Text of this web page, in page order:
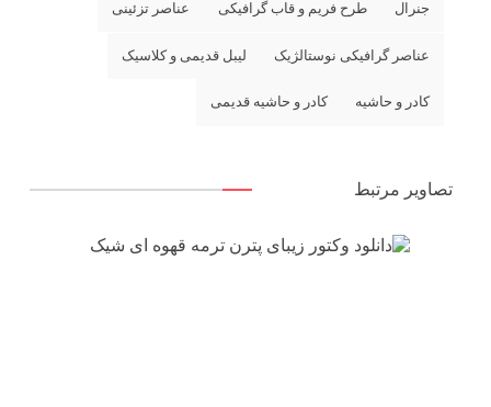
جنرال طرح فریم و قاب گرافیکی عناصر تزئینی
عناصر گرافیکی نوستالژیک لیبل قدیمی و کلاسیک
کادر و حاشیه کادر و حاشیه قدیمی
تصاویر مرتبط